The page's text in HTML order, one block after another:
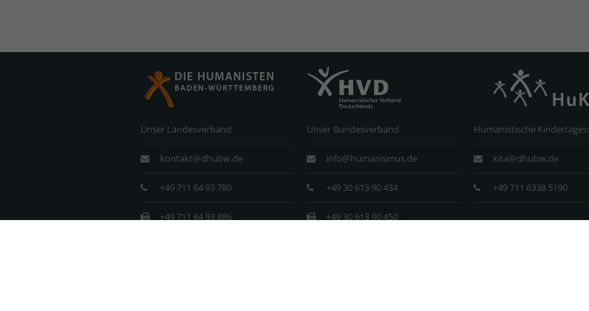
Unser Landesverband
kontakt@dhubw.de
+49 711 64 93 780
+49 711 64 93 886
Unser Bundesverband
info@humanismus.de
+49 30 613 90 434
+49 30 613 90 450
Humanistische
kita@dhubw.de
+49 711 6338 5190